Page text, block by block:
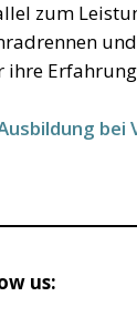
zum
ihre
us: